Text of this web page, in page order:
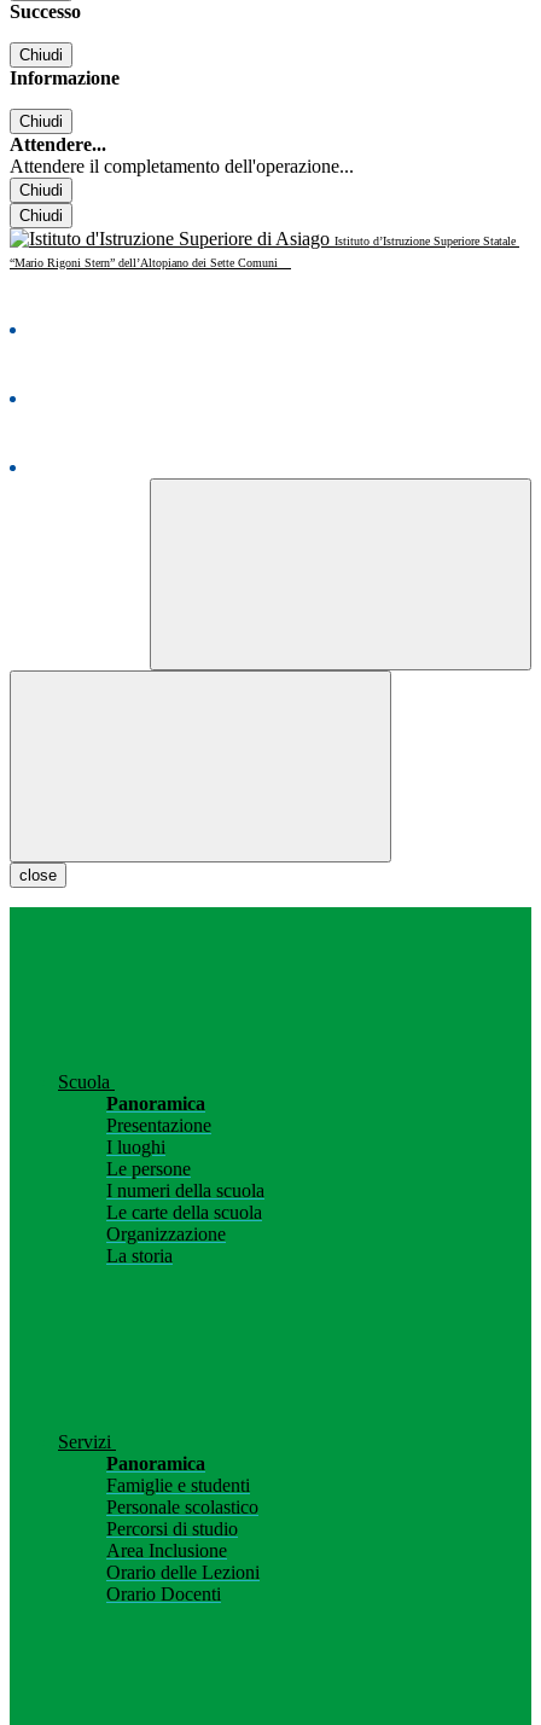
Successo
Chiudi
Informazione
Chiudi
Attendere...
Attendere il completamento dell'operazione...
Chiudi
Chiudi
Istituto d’Istruzione Superiore Statale
“Mario Rigoni Stern” dell’Altopiano dei Sette Comuni
close
Scuola
Panoramica
Presentazione
I luoghi
Le persone
I numeri della scuola
Le carte della scuola
Organizzazione
La storia
Servizi
Panoramica
Famiglie e studenti
Personale scolastico
Percorsi di studio
Area Inclusione
Orario delle Lezioni
Orario Docenti